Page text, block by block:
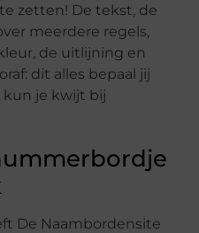
zetten! De tekst, de
meerdere regels,
de uitlijning en
dit alles bepaal jij
kun je kwijt bij
De Naambordensite